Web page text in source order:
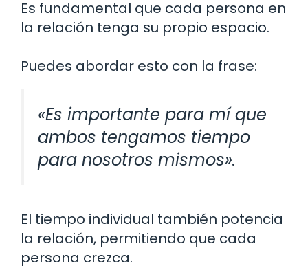
Es fundamental que cada persona en
la relación tenga su propio espacio.
Puedes abordar esto con la frase:
«Es importante para mí que
ambos tengamos tiempo
para nosotros mismos».
El tiempo individual también potencia
la relación, permitiendo que cada
persona crezca.